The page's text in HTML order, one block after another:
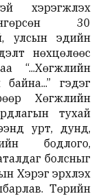
хэрэгжүүлэх
30
улсын эдийн
нөхцөлөөс
“...Хөгжлийн
гэдэг
Хөгжлийн
тухай
урт, дунд,
бодлого,
болсныг
Хэрэг эрхлэх
Төрийн